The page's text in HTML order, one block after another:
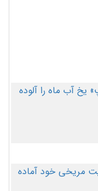
یخ آب ماه را آلوده
مریخی خود آماده